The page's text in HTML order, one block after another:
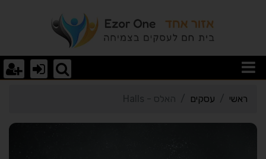
פרטי כרטיס העסק האלס - Halls
ראשי עסקים האלס - Halls